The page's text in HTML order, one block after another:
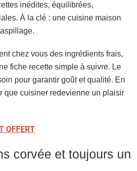
inédites, équilibrées,
À la clé : une cuisine maison
chez vous des ingrédients frais,
fiche recette simple à suivre. Le
pour garantir goût et qualité. En
que cuisiner redevienne un plaisir
OFFERT
corvée et toujours un